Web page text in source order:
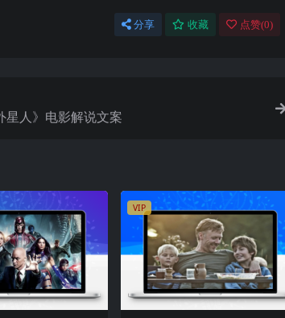
分享 收藏 点赞(0)
星人》电影解说文案
VIP